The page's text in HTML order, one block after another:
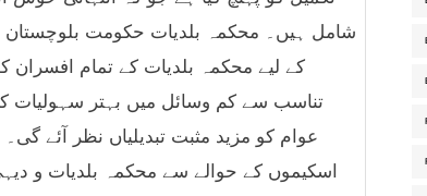
شامل ہیں۔ محکمہ بلدیات حکومت بلوچستان
کے لیے محکمہ بلدیات کے تمام افسران
تناسب سے کم وسائل میں بہتر سہولیات
عوام کو مزید مثبت تبدیلیاں نظر آئے
اسکیموں کے حوالے سے محکمہ بلدیات و